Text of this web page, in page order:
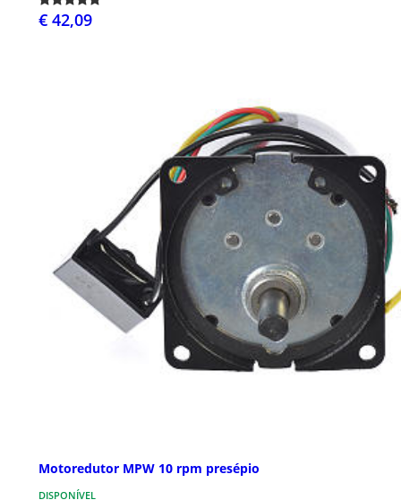
€ 42,09
Motoredutor MPW 10 rpm presépio
DISPONÍVEL